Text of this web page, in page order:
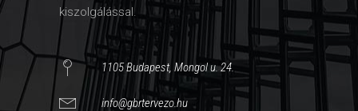
kiszolgálással.
1105 Budapest, Mongol u. 24.
info@gbrtervezo.hu